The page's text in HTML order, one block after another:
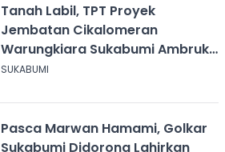
Tanah Labil, TPT Proyek
Jembatan Cikalomeran
Warungkiara Sukabumi Ambruk
Saat Pengurugan
SUKABUMI
Pasca Marwan Hamami, Golkar
Sukabumi Didorong Lahirkan